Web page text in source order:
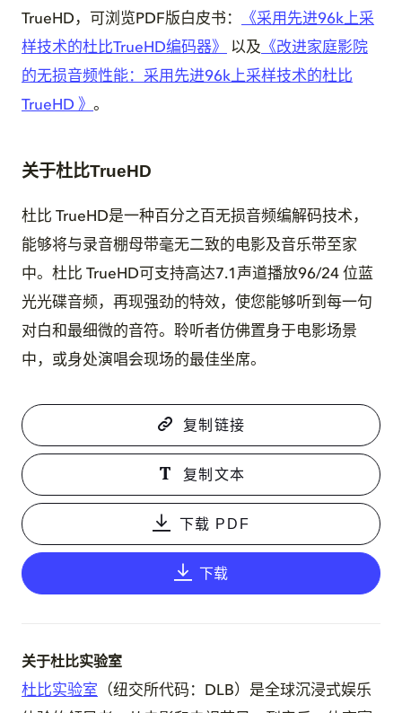
TrueHD，可浏览PDF版白皮书：
《采用先进96k上采
样技术的杜比TrueHD编码器》
以及 《改进家庭影院
的无损音频性能：采用先进96k上采样技术的杜比
TrueHD 》 。
关于杜比TrueHD
杜比 TrueHD是一种百分之百无损音频编解码技术，
能够将与录音棚母带毫无二致的电影及音乐带至家
中。杜比 TrueHD可支持高达7.1声道播放96/24 位蓝
光光碟音频，再现强劲的特效，使您能够听到每一句
对白和最细微的音符。聆听者仿佛置身于电影场景
中，或身处演唱会现场的最佳坐席。
复制链接
复制文本
下载 PDF
下载
关于杜比实验室
杜比实验室 （纽交所代码：DLB）是全球沉浸式娱乐